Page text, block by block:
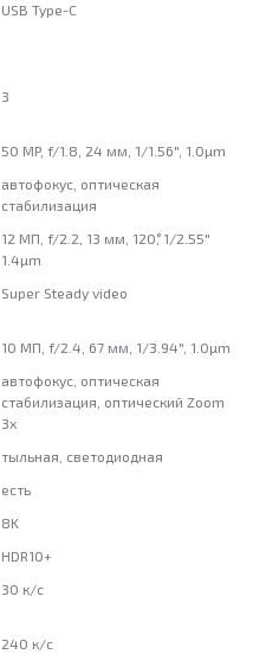
USB Type-C
3
50 MP, f/1.8, 24 мм, 1/1.56", 1.0µm
автофокус, оптическая
стабилизация
12 МП, f/2.2, 13 мм, 120˚, 1/2.55"
1.4µm
Super Steady video
10 МП, f/2.4, 67 мм, 1/3.94", 1.0µm
автофокус, оптическая
стабилизация, оптический Zoom
3x
тыльная, светодиодная
есть
8K
HDR10+
30 к/c
240 к/с